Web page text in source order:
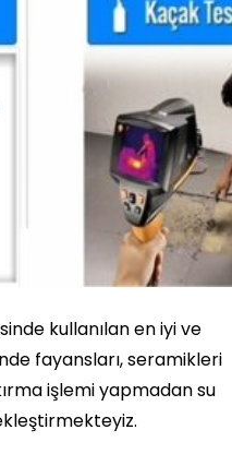
kullanılan en iyi ve
fayansları, seramikleri
işlemi yapmadan su